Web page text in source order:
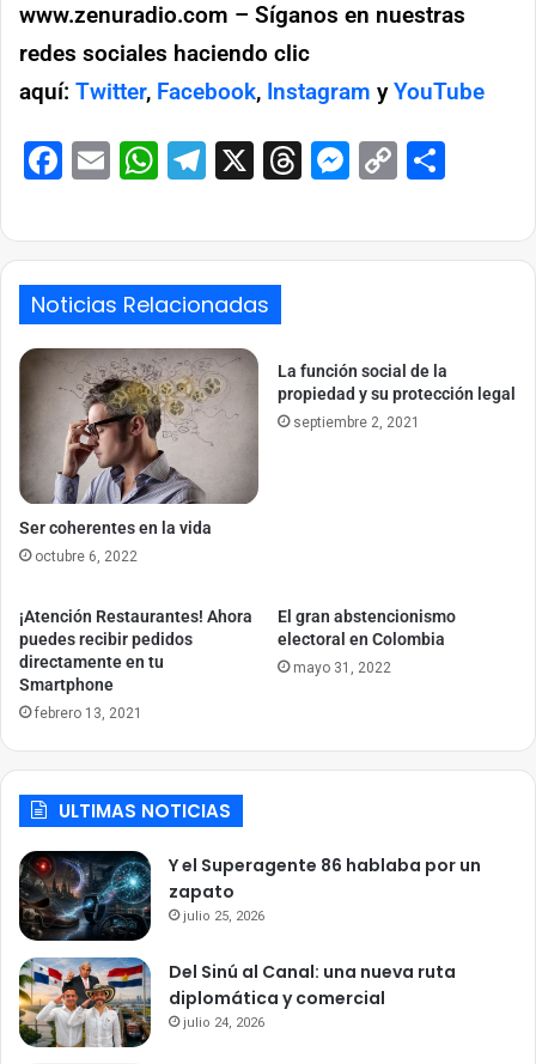
www.zenuradio.com – Síganos en nuestras
redes sociales haciendo clic
aquí: Twitter, Facebook, Instagram yYouTube
Facebook
EmailWhatsApp
Telegram
X ThreadsCopy
Noticias Relacionadas
Ser coherentes en la vida
octubre 6, 2022
La función social de la
propiedad y su protección legal
septiembre 2, 2021
¡Atención Restaurantes! Ahora
puedes recibir pedidos
directamente en tu
Smartphone
febrero 13, 2021
El gran abstencionismo
electoral en Colombia
mayo 31, 2022
ULTIMAS NOTICIAS
Y el Superagente 86 hablaba por un
zapato
julio 25, 2026
Del Sinú al Canal: una nueva ruta
diplomática y comercial
julio 24, 2026